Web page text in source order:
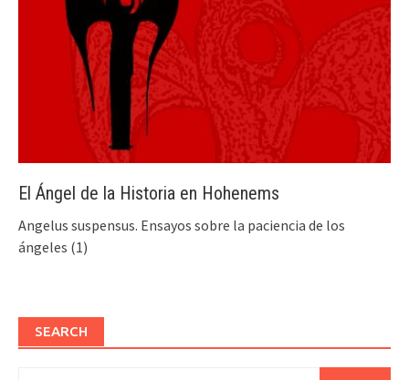
El Ángel de la Historia en Hohenems
Angelus suspensus. Ensayos sobre la paciencia de los
ángeles (1)
SEARCH